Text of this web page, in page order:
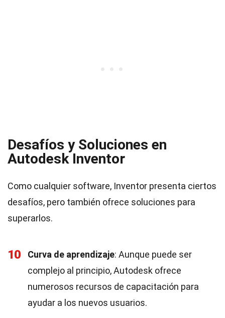
Desafíos y Soluciones en
Autodesk Inventor
Como cualquier software, Inventor presenta ciertos
desafíos, pero también ofrece soluciones para
superarlos.
10 Curva de aprendizaje: Aunque puede ser
complejo al principio, Autodesk ofrece
numerosos recursos de capacitación para
ayudar a los nuevos usuarios.